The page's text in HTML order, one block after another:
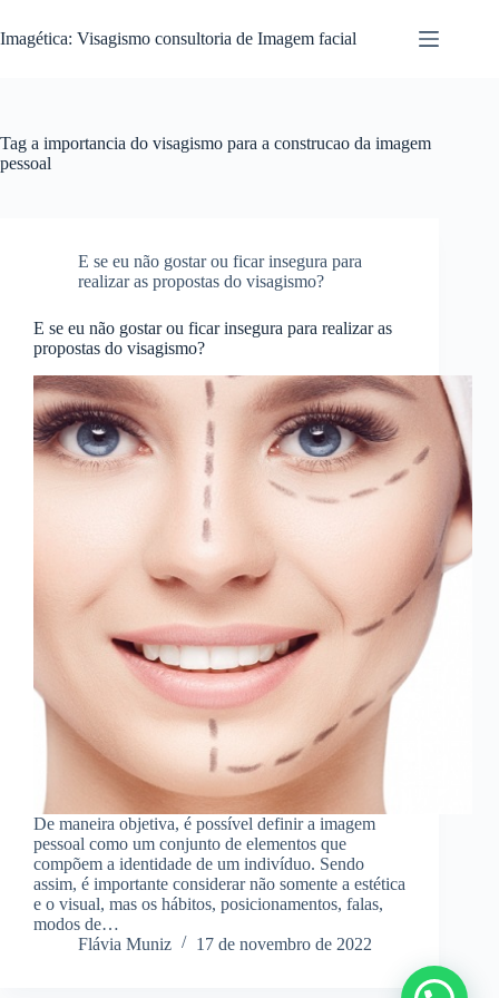
para
o
Imagética: Visagismo consultoria de Imagem facial
Tag a importancia do visagismo para a construcao da imagem
pessoal
E se eu não gostar ou ficar insegura para
realizar as propostas do visagismo?
E se eu não gostar ou ficar insegura para realizar as
propostas do visagismo?
De maneira objetiva, é possível definir a imagem
pessoal como um conjunto de elementos que
compõem a identidade de um indivíduo. Sendo
assim, é importante considerar não somente a estética
e o visual, mas os hábitos, posicionamentos, falas,
modos de…
Flávia Muniz
17 de novembro de 2022